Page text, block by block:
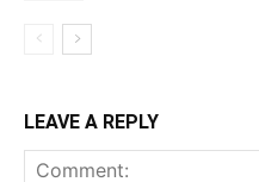
LEAVE A REPLY